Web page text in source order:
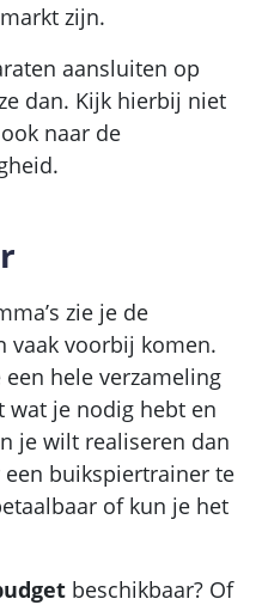
zijn.
aansluiten op
dan. Kijk hierbij niet
naar de
zie je de
vaak voorbij komen.
hele verzameling
wat je nodig hebt en
je wilt realiseren dan
buikspiertrainer te
of kun je het
beschikbaar? Of